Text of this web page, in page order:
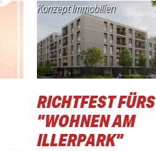
Konzept Immobilien
RICHTFEST FÜRS
"WOHNEN AM
ILLERPARK"